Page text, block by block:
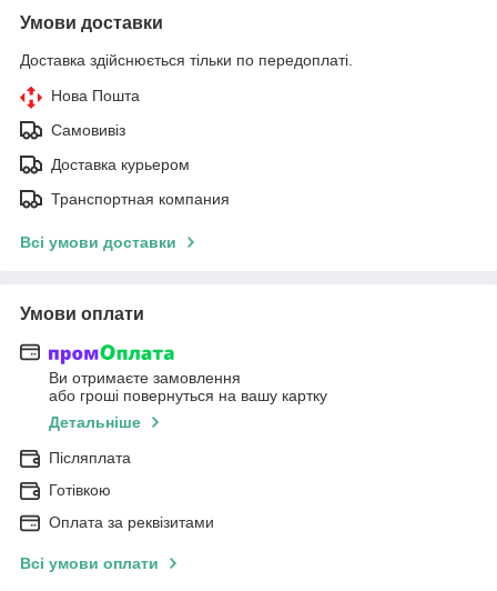
Умови доставки
Доставка здійснюється тільки по передоплаті.
Нова Пошта
Самовивіз
Доставка курьером
Транспортная компания
Всі умови доставки
Умови оплати
Ви отримаєте замовлення
або гроші повернуться на вашу картку
Детальніше
Післяплата
Готівкою
Оплата за реквізитами
Всі умови оплати